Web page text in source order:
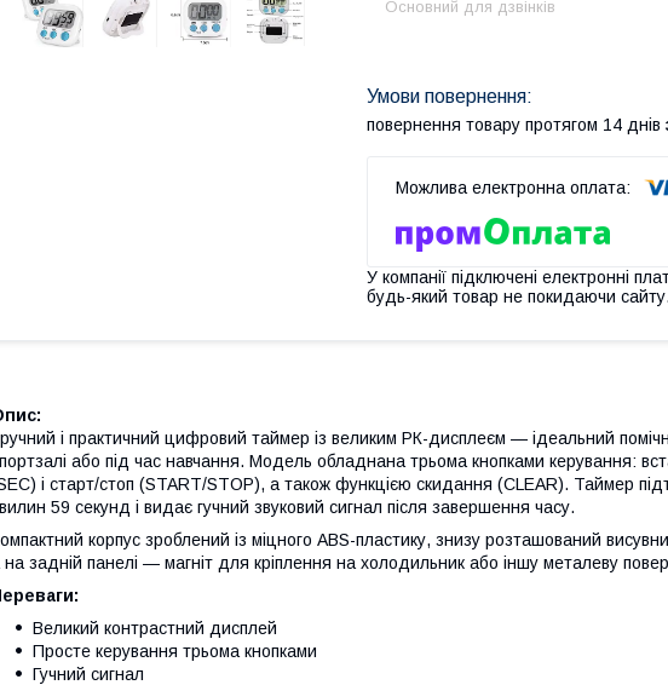
Основний для дзвінків
повернення товару протягом 14 днів
У компанії підключені електронні
будь-який товар не покидаючи сайту.
і практичний цифровий таймер із великим РК-дисплеєм — ідеальний
або під час навчання. Модель обладнана трьома кнопками керування:
і старт/стоп (START/STOP), а також функцією скидання (CLEAR). Таймер
59 секунд і видає гучний звуковий сигнал після завершення часу.
корпус зроблений із міцного ABS-пластику, знизу розташований
на задній панелі — магніт для кріплення на холодильник або іншу металеву
Великий контрастний дисплей
Просте керування трьома кнопками
Гучний сигнал